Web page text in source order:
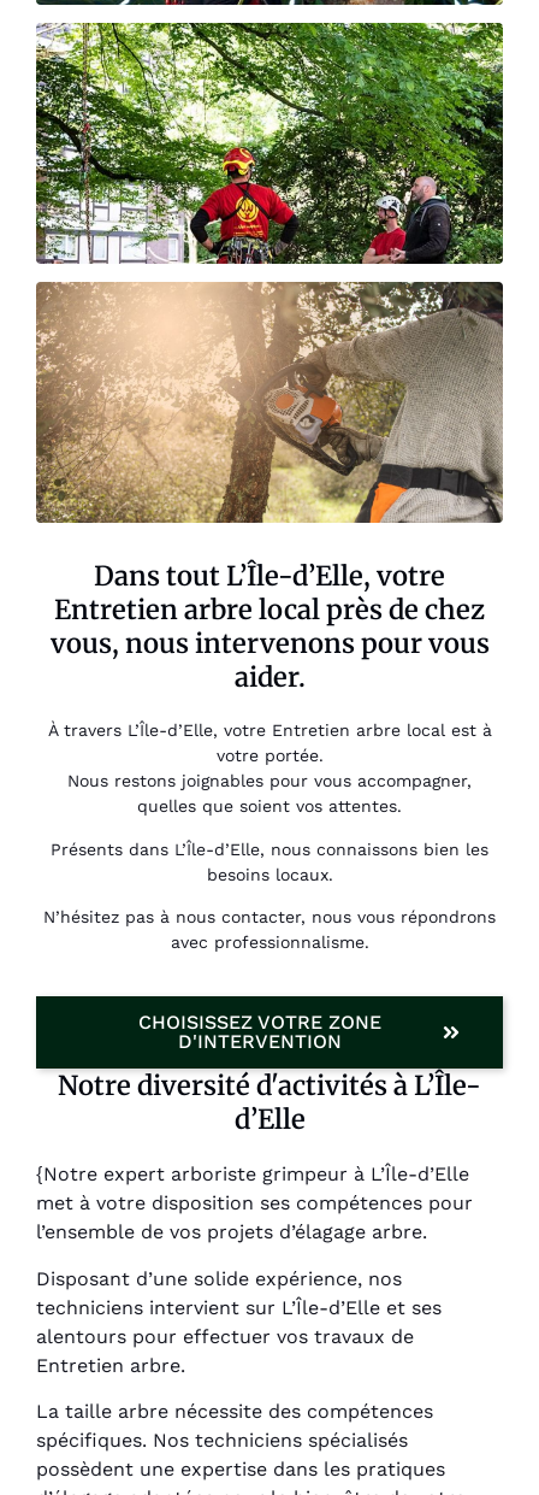
Dans tout L’Île-d’Elle, votre
Entretien arbre local près de chez
vous, nous intervenons pour vous
aider.
À travers L’Île-d’Elle, votre Entretien arbre local est à
votre portée.
Nous restons joignables pour vous accompagner,
quelles que soient vos attentes.
Présents dans L’Île-d’Elle, nous connaissons bien les
besoins locaux.
N’hésitez pas à nous contacter, nous vous répondrons
avec professionnalisme.
CHOISISSEZ VOTRE ZONE
D'INTERVENTION
Notre diversité d'activités à L’Île-
d’Elle
{Notre expert arboriste grimpeur à L’Île-d’Elle
met à votre disposition ses compétences pour
l’ensemble de vos projets d’élagage arbre.
Disposant d’une solide expérience, nos
techniciens intervient sur L’Île-d’Elle et ses
alentours pour effectuer vos travaux de
Entretien arbre.
La taille arbre nécessite des compétences
spécifiques. Nos techniciens spécialisés
possèdent une expertise dans les pratiques